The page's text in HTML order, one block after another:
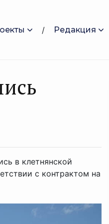
Редакция
в клетнянской
с контрактом на